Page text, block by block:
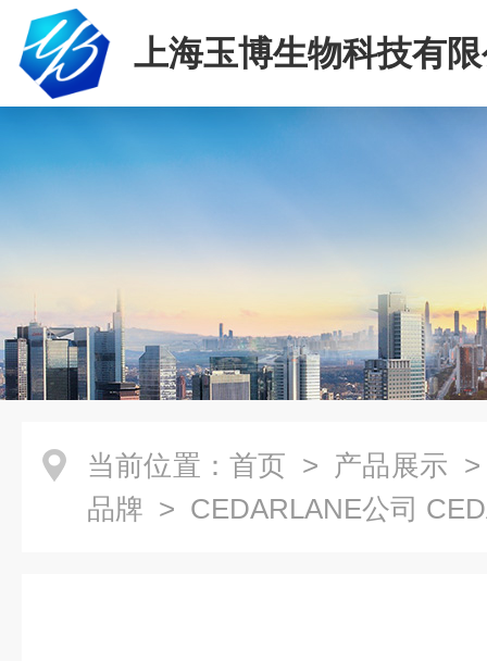
上海玉博生物科技有
当前位置： 首页 > 产品展示
品牌 > CEDARLANE公司